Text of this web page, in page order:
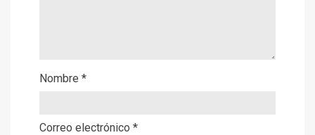
Nombre *
Correo electrónico *